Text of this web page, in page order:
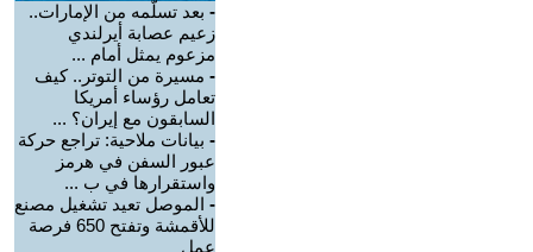
- بعد تسلّمه من الإمارات..
زعيم عصابة أيرلندي
مزعوم يمثل أمام ...
- مسيرة من التوتر.. كيف
تعامل رؤساء أمريكا
السابقون مع إيران؟ ...
- بيانات ملاحية: تراجع حركة
عبور السفن في هرمز
واستقرارها في ب ...
- الموصل تعيد تشغيل مصنع
للأقمشة وتفتح 650 فرصة
عمل